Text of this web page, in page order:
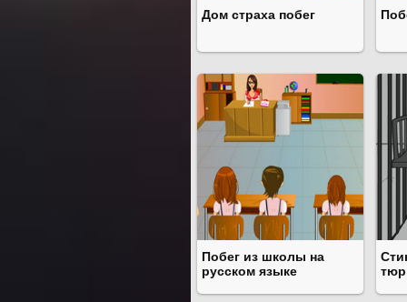
Дом страха побег
Побег из школы на
русском языке